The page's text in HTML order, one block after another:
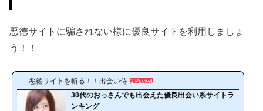
悪徳サイトに騙されない様に優良サイトを利用しましょ
う！！
悪徳サイトを斬る！！出会い侍 1 Pocket
30代のおっさんでも出会えた優良出会い系サイトラ
ンキング